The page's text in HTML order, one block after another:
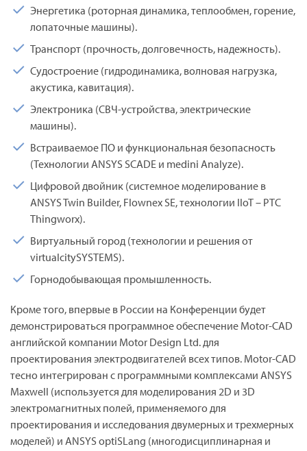
Энергетика (роторная динамика, теплообмен, горение,
лопаточные машины).
Транспорт (прочность, долговечность, надежность).
Судостроение (гидродинамика, волновая нагрузка,
акустика, кавитация).
Электроника (СВЧ-устройства, электрические
машины).
Встраиваемое ПО и функциональная безопасность
(Технологии ANSYS SCADE и medini Analyze).
Цифровой двойник (системное моделирование в
ANSYS Twin Builder, Flownex SE, технологии IIoT – PTC
Thingworx).
Виртуальный город (технологии и решения от
virtualcitySYSTEMS).
Горнодобывающая промышленность.
Кроме того, впервые в России на Конференции будет
демонстрироваться программное обеспечение Motor-CAD
английской компании Motor Design Ltd. для
проектирования электродвигателей всех типов. Motor-CAD
тесно интегрирован с программными комплексами ANSYS
Maxwell (используется для моделирования 2D и 3D
электромагнитных полей, применяемого для
проектирования и исследования двумерных и трехмерных
моделей) и ANSYS optiSLang (многодисциплинарная и